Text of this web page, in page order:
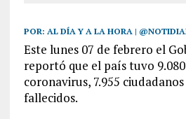
POR: AL DÍA Y A LA HORA |
Este lunes 07 de febrero el
reportó que el país tuvo
coronavirus, 7.955
fallecidos.